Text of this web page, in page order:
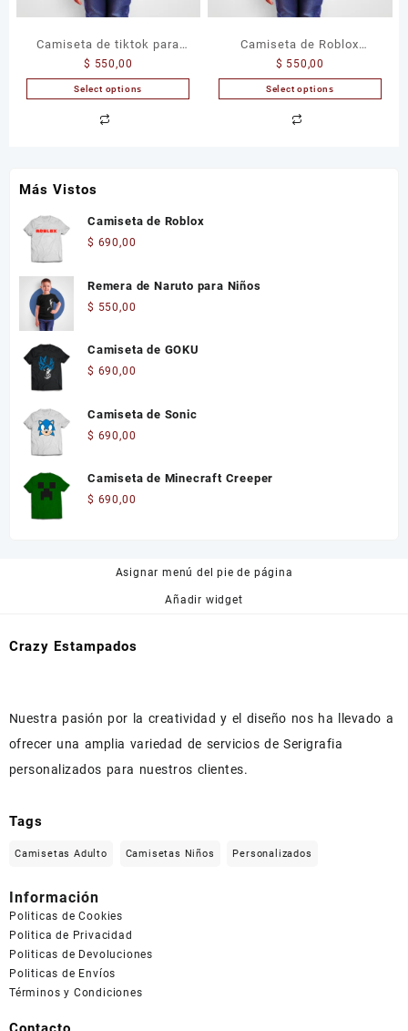
Camiseta de tiktok para
Niños
$ 550,00
Select options
Camiseta de Roblox
Aesthetic para Niños
$ 550,00
Select options
Más Vistos
Camiseta de Roblox
$ 690,00
Remera de Naruto para Niños
$ 550,00
Camiseta de GOKU
$ 690,00
Camiseta de Sonic
$ 690,00
Camiseta de Minecraft Creeper
$ 690,00
Asignar menú del pie de página
Añadir widget
Crazy Estampados
Nuestra pasión por la creatividad y el diseño nos ha llevado a
ofrecer una amplia variedad de servicios de Serigrafia
personalizados para nuestros clientes.
Tags
Camisetas Adulto Camisetas Niños Personalizados
Información
Politicas de Cookies
Politica de Privacidad
Politicas de Devoluciones
Politicas de Envíos
Términos y Condiciones